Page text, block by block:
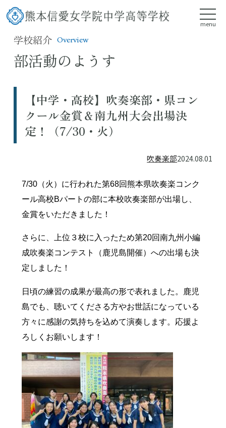
学校紹介 Overview
部活動のようす
【中学・高校】吹奏楽部・県コン
クール金賞＆南九州大会出場決
定！（7/30・火）
吹奏楽部2024.08.01
7/30（火）に行われた第68回熊本県吹奏楽コンク
ール高校Bパートの部に本校吹奏楽部が出場し、
金賞をいただきました！
さらに、上位３校に入ったため第20回南九州小編
成吹奏楽コンテスト（鹿児島開催）への出場も決
定しました！
日頃の練習の成果が最高の形で表れました。鹿児
島でも、聴いてくださる方やお世話になっている
方々に感謝の気持ちを込めて演奏します。応援よ
ろしくお願いします！
menu